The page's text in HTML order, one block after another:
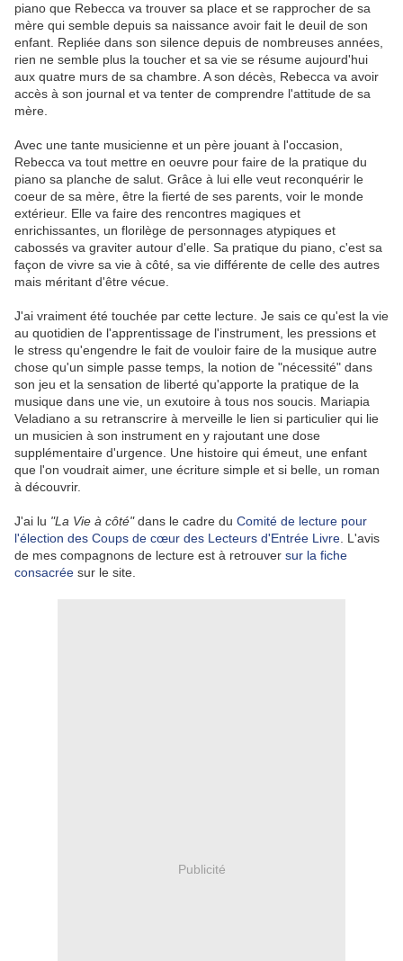
piano que Rebecca va trouver sa place et se rapprocher de sa
mère qui semble depuis sa naissance avoir fait le deuil de son
enfant. Repliée dans son silence depuis de nombreuses années,
rien ne semble plus la toucher et sa vie se résume aujourd'hui
aux quatre murs de sa chambre. A son décès, Rebecca va avoir
accès à son journal et va tenter de comprendre l'attitude de sa
mère.
Avec une tante musicienne et un père jouant à l'occasion,
Rebecca va tout mettre en oeuvre pour faire de la pratique du
piano sa planche de salut. Grâce à lui elle veut reconquérir le
coeur de sa mère, être la fierté de ses parents, voir le monde
extérieur. Elle va faire des rencontres magiques et
enrichissantes, un florilège de personnages atypiques et
cabossés va graviter autour d'elle. Sa pratique du piano, c'est sa
façon de vivre sa vie à côté, sa vie différente de celle des autres
mais méritant d'être vécue.
J'ai vraiment été touchée par cette lecture. Je sais ce qu'est la vie
au quotidien de l'apprentissage de l'instrument, les pressions et
le stress qu'engendre le fait de vouloir faire de la musique autre
chose qu'un simple passe temps, la notion de "nécessité" dans
son jeu et la sensation de liberté qu'apporte la pratique de la
musique dans une vie, un exutoire à tous nos soucis. Mariapia
Veladiano a su retranscrire à merveille le lien si particulier qui lie
un musicien à son instrument en y rajoutant une dose
supplémentaire d'urgence. Une histoire qui émeut, une enfant
que l'on voudrait aimer, une écriture simple et si belle, un roman
à découvrir.
J'ai lu "La Vie à côté"dans le cadre du Comité de lecture pour
l'élection des Coups de cœur des Lecteurs d'Entrée Livre . L'avis
de mes compagnons de lecture est à retrouver sur la fiche
consacrée sur le site.
Publicité